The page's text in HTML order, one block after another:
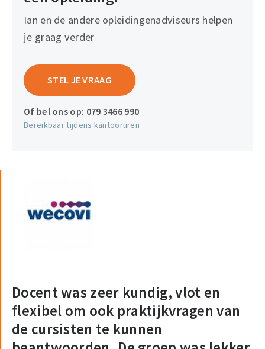
Ian en de andere opleidingenadviseurs helpen
je graag verder
STEL JE VRAAG
Of bel ons op: 079 3466 990
Bereikbaar tijdens kantooruren
Docent was zeer kundig, vlot en
flexibel om ook praktijkvragen van
de cursisten te kunnen